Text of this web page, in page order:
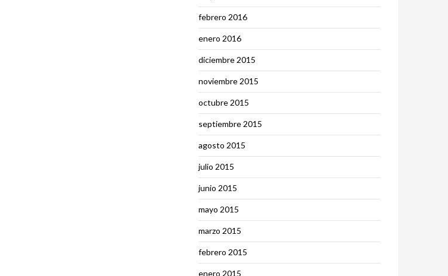
febrero 2016
enero 2016
diciembre 2015
noviembre 2015
octubre 2015
septiembre 2015
agosto 2015
julio 2015
junio 2015
mayo 2015
marzo 2015
febrero 2015
enero 2015